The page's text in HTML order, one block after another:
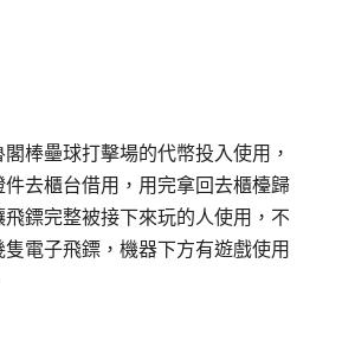
棒壘球打擊場的代幣投入使用，
去櫃台借用，用完拿回去櫃檯歸
鏢完整被接下來玩的人使用，不
電子飛鏢，機器下方有遊戲使用